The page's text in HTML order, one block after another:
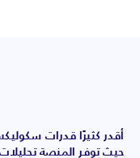
أقدر كثيرًا قدرات
حيث توفر المنصة